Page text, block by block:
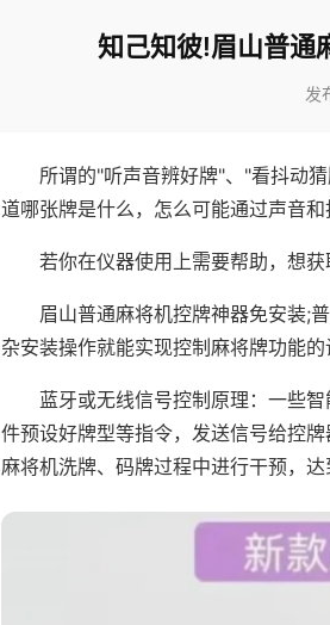
知己知彼!眉山普通
发
所谓的"听声音辨好牌"、"看抖动
道哪张牌是什么，怎么可能通过声音
若你在仪器使用上需要帮助，想
眉山普通麻将机控牌神器免安装;
杂安装操作就能实现控制麻将牌功能的
蓝牙或无线信号控制原理：一些
件预设好牌型等指令，发送信号给控
麻将机洗牌、码牌过程中进行干预，达